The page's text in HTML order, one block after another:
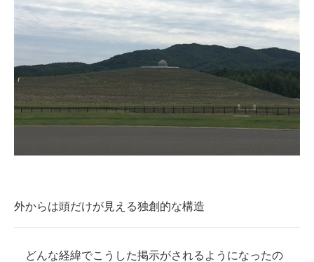
外からは頭だけが見える独創的な構造
どんな経緯でこうした掲示がされるようになったの